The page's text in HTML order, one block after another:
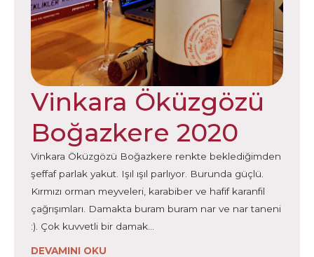
Vinkara Öküzgözü
Boğazkere 2020
Vinkara Öküzgözü Boğazkere renkte beklediğimden
şeffaf parlak yakut. Işıl ışıl parlıyor. Burunda güçlü.
Kırmızı orman meyveleri, karabiber ve hafif karanfil
çağrışımları. Damakta buram buram nar ve nar taneni
:). Çok kuvvetli bir damak…
DEVAMINI OKU